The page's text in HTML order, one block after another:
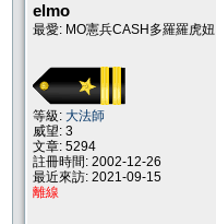
elmo
最愛: MO憲兵CASH多羅羅虎妞
等級: 大法師
威望: 3
文章: 5294
註冊時間: 2002-12-26
最近來訪: 2021-09-15
離線